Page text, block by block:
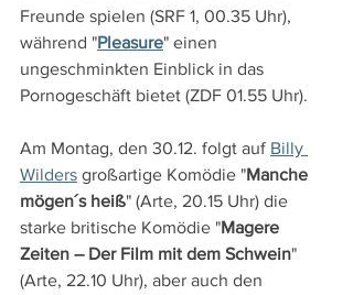
Freunde spielen (SRF 1, 00.35 Uhr),
während "Pleasure" einen
ungeschminkten Einblick in das
Pornogeschäft bietet (ZDF 01.55 Uhr).
Am Montag, den 30.12. folgt auf Billy
Wilders großartige Komödie "Manche
mögen´s heiß" (Arte, 20.15 Uhr) die
starke britische Komödie "Magere
Zeiten – Der Film mit dem Schwein"
(Arte, 22.10 Uhr), aber auch den